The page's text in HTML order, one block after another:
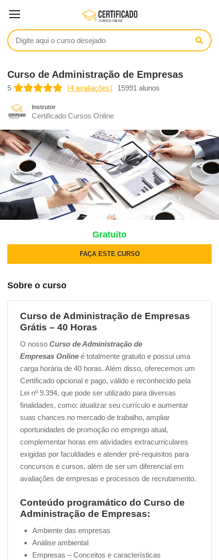
Curso de Administração de Empresas
5 (4 avaliações) 15991 alunos
Instrutor
Certificado Cursos Online
Gratuito
FAÇA ESTE CURSO
Sobre o curso
Curso de Administração de Empresas
Grátis – 40 Horas
O nosso Curso de Administração de
Empresas Online é totalmente gratuito e possui uma
carga horária de 40 horas. Além disso, oferecemos um
Certificado opcional e pago, válido e reconhecido pela
Lei nº 9.394, que pode ser utilizado para diversas
finalidades, como: atualizar seu currículo e aumentar
suas chances no mercado de trabalho, ampliar
oportunidades de promoção no emprego atual,
complementar horas em atividades extracurriculares
exigidas por faculdades e atender pré-requisitos para
concursos e cursos, além de ser um diferencial em
avaliações de empresas e processos de recrutamento.
Conteúdo programático do Curso de
Administração de Empresas:
Ambiente das empresas
Análise ambiental
Empresas – Conceitos e características